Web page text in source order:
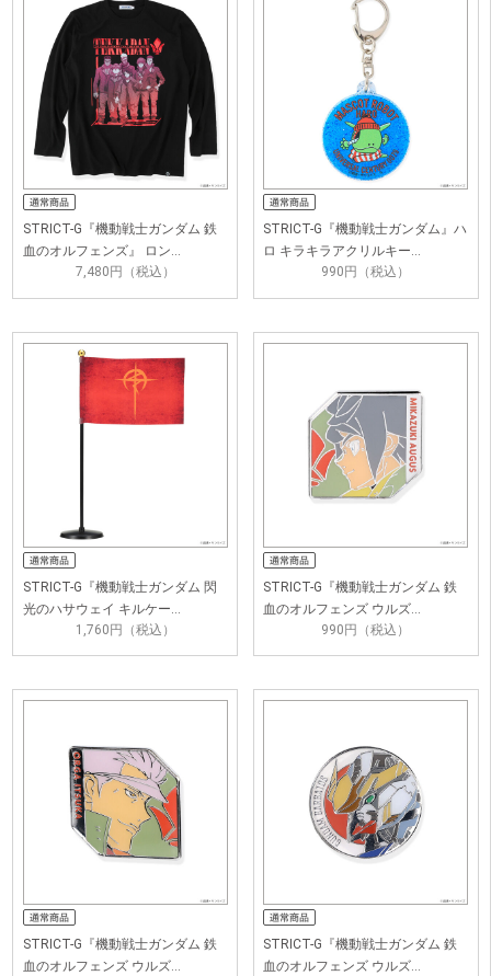
STRICT-G『機動戦士ガンダム 鉄
血のオルフェンズ』 ロン…
7,480円（税込）
STRICT-G『機動戦士ガンダム』ハ
ロ キラキラアクリルキー…
990円（税込）
STRICT-G『機動戦士ガンダム 閃
光のハサウェイ キルケー…
1,760円（税込）
STRICT-G『機動戦士ガンダム 鉄
血のオルフェンズ ウルズ…
990円（税込）
STRICT-G『機動戦士ガンダム 鉄
血のオルフェンズ ウルズ…
STRICT-G『機動戦士ガンダム 鉄
血のオルフェンズ ウルズ…